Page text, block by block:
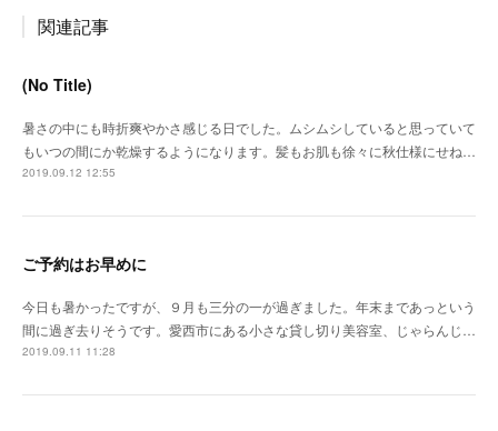
関連記事
(No Title)
暑さの中にも時折爽やかさ感じる日でした。ムシムシしていると思っていて
もいつの間にか乾燥するようになります。髪もお肌も徐々に秋仕様にせね…
2019.09.12 12:55
ご予約はお早めに
今日も暑かったですが、９月も三分の一が過ぎました。年末まであっという
間に過ぎ去りそうです。愛西市にある小さな貸し切り美容室、じゃらんじ…
2019.09.11 11:28